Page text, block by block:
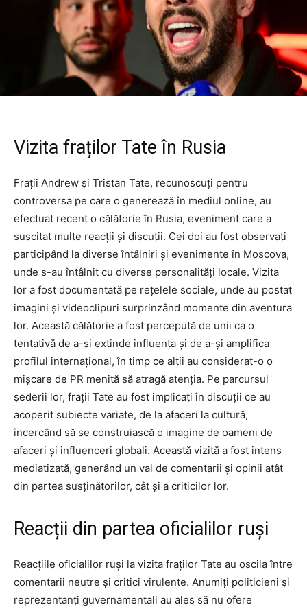
Vizita fraților Tate în Rusia
Frații Andrew și Tristan Tate, recunoscuți pentru
controversa pe care o generează în mediul online, au
efectuat recent o călătorie în Rusia, eveniment care a
suscitat multe reacții și discuții. Cei doi au fost observați
participând la diverse întâlniri și evenimente în Moscova,
unde s-au întâlnit cu diverse personalități locale. Vizita
lor a fost documentată pe rețelele sociale, unde au postat
imagini și videoclipuri surprinzând momente din aventura
lor. Această călătorie a fost percepută de unii ca o
tentativă de a-și extinde influența și de a-și amplifica
profilul internațional, în timp ce alții au considerat-o o
mișcare de PR menită să atragă atenția. Pe parcursul
șederii lor, frații Tate au fost implicați în discuții ce au
acoperit subiecte variate, de la afaceri la cultură,
încercând să se construiască o imagine de oameni de
afaceri și influenceri globali. Această vizită a fost intens
mediatizată, generând un val de comentarii și opinii atât
din partea susținătorilor, cât și a criticilor lor.
Reacții din partea oficialilor ruși
Reacțiile oficialilor ruși la vizita fraților Tate au oscila între
comentarii neutre și critici virulente. Anumiți politicieni și
reprezentanți guvernamentali au ales să nu ofere